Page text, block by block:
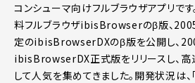
コンシューマ向けフルブラウザアプリで
料フルブラウザibisBrowserのβ版、
定のibisBrowserDXのβ版を公開し、
ibisBrowserDX正式版をリリースし、高
して人気を集めてきました。開発状況は